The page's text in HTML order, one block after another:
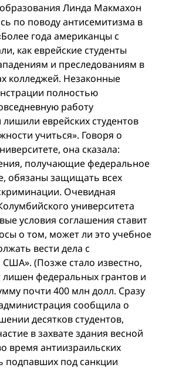
Линда Макмахон
по поводу антисемитизма в
года американцы с
как еврейские студенты
и преследованиям в
колледжей. Незаконные
полностью
работу
лишили еврейских студентов
учиться». Говоря о
она сказала:
получающие федеральное
обязаны защищать всех
Очевидная
университета
условия соглашения ставит
о том, может ли это учебное
вести дела с
(Позже стало известно,
лишен федеральных грантов и
почти 400 млн долл. Сразу
сообщила о
десятков студентов,
в захвате здания весной
время антиизраильских
подпавших под санкции